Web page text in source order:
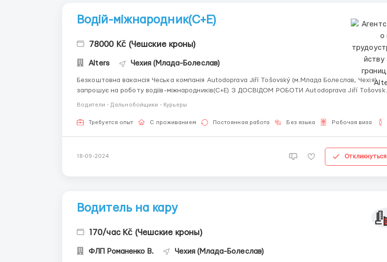
Водій-міжнародник(С+Е)
78000 Kč (Чешские кроны)
Alters Чехия (Млада-Болеслав)
Безкоштовна вакансія Чеська компанія Autodoprava Jiří Tošovský (м.Млада Болеслав, Чехія)
запрошує на роботу водіїв-міжнародників(С+Е) З ДОСВІДОМ РОБОТИ Autodoprava Jiří Tošovský—
сімейна компанія, що займається організацією та доставкою вантажів ...
Водители - Дальнобойщики - Курьеры
Требуется опыт С проживанием Постоянная работа Без языка Рабочая виза
18-09-2024 Откликнуться
Водитель на кару
170/час Kč (Чешские кроны)
ФЛП Романенко В. Чехия (Млада-Болеслав)